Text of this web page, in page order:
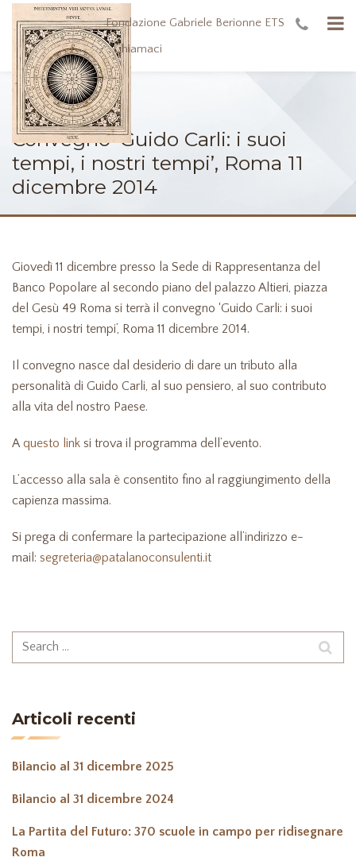
Fondazione Gabriele Berionne ETS
Chiamaci
Convegno ‘Guido Carli: i suoi
tempi, i nostri tempi’, Roma 11
dicembre 2014
Giovedì 11 dicembre presso la Sede di Rappresentanza del
Banco Popolare al secondo piano del palazzo Altieri, piazza
del Gesù 49 Roma si terrà il convegno ‘Guido Carli: i suoi
tempi, i nostri tempi’, Roma 11 dicembre 2014.
Il convegno nasce dal desiderio di dare un tributo alla
personalità di Guido Carli, al suo pensiero, al suo contributo
alla vita del nostro Paese.
Aquesto link si trova il programma dell’evento.
L’accesso alla sala è consentito fino al raggiungimento della
capienza massima.
Si prega di confermare la partecipazione all’indirizzo e-
mail: segreteria@patalanoconsulenti.it
Articoli recenti
Bilancio al 31 dicembre 2025
Bilancio al 31 dicembre 2024
La Partita del Futuro: 370 scuole in campo per ridisegnare
Roma